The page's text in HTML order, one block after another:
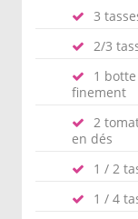
3
2/3
1
finement
2
en dés
1 / 2
1 / 4